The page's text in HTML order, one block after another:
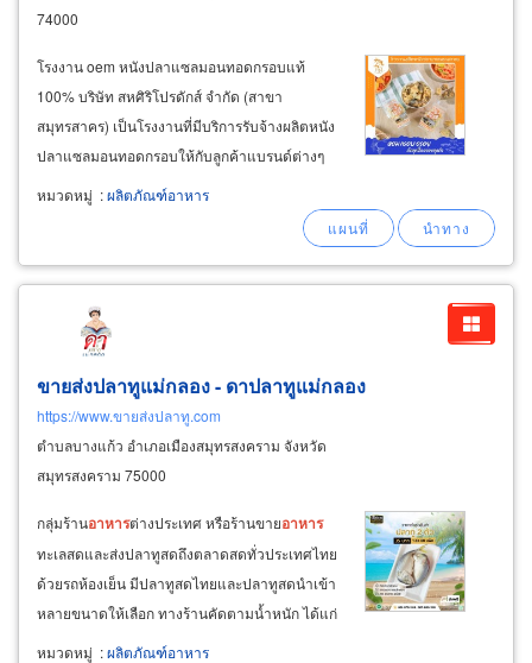
74000
โรงงาน oem หนังปลาแซลมอนทอดกรอบแท้
100% บริษัท สหศิริโปรดักส์ จำกัด (สาขา
สมุทรสาคร) เป็นโรงงานที่มีบริการรับจ้างผลิตหนัง
ปลาแซลมอนทอดกรอบให้กับลูกค้าแบรนด์ต่างๆ
หรือบริการผลิต oem เหมาะสำหรับลูกค้าที่ต้องการ
หนังปลาแซลมอนทอดกรอบ แต่ไม่
ต้องลงทุนในกระบวนการผลิต ที่ต้องมีองค์ประกอบ
มากมาย
หมวดหมู่ :ผลิตภัณฑ์อาหาร
ขายส่งปลาทูแม่กลอง - ดาปลาทูแม่กลอง
https://www.ขายส่งปลาทู.com
ตำบลบางแก้ว อำเภอเมืองสมุทรสงคราม จังหวัด
สมุทรสงคราม 75000
กลุ่มร้านอาหารต่างประเทศ หรือร้านขายอาหาร
ทะเลสดและส่งปลาทูสดถึงตลาดสดทั่วประเทศไทย
ด้วยรถห้องเย็น มีปลาทูสดไทยและปลาทูสดนำเข้า
หลายขนาดให้เลือก ทางร้านคัดตามน้ำหนัก ได้แก่
ขนาด 4 ตัว / 1 กก.
หมวดหมู่ :ผลิตภัณฑ์อาหาร